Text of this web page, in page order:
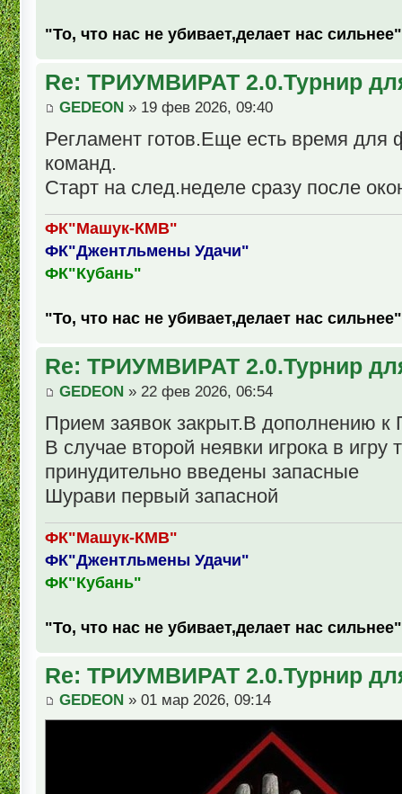
"То, что нас не убивает,делает нас сильнее"
Re: ТРИУМВИРАТ 2.0.Турнир
GEDEON » 19 фев 2026, 09:40
Регламент готов.Еще есть время для
команд.
Старт на след.неделе сразу после
ФК"Машук-КМВ"
ФК"Джентльмены Удачи"
ФК"Кубань"
"То, что нас не убивает,делает нас сильнее"
Re: ТРИУМВИРАТ 2.0.Турнир
GEDEON » 22 фев 2026, 06:54
Прием заявок закрыт.В дополнению к
В случае второй неявки игрока в игру
принудительно введены запасные
Шурави первый запасной
ФК"Машук-КМВ"
ФК"Джентльмены Удачи"
ФК"Кубань"
"То, что нас не убивает,делает нас сильнее"
Re: ТРИУМВИРАТ 2.0.Турнир
GEDEON » 01 мар 2026, 09:14